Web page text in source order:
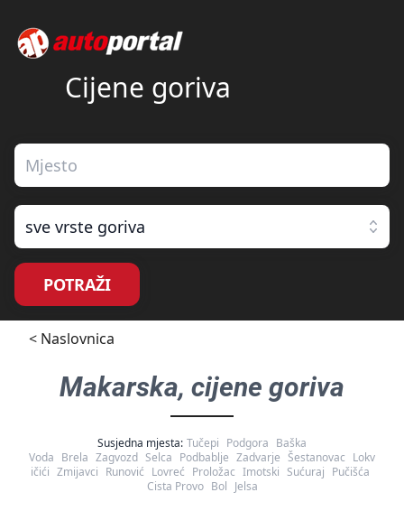
Cijene goriva
sve vrste goriva
POTRAŽI
< Naslovnica
Makarska, cijene goriva
Susjedna mjesta: Tučepi Podgora Baška
Voda Brela Zagvozd Selca Podbablje Zadvarje Šestanovac Lokv
ičići Zmijavci Runović Lovreć Proložac Imotski Sućuraj Pučišća
Cista Provo Bol Jelsa